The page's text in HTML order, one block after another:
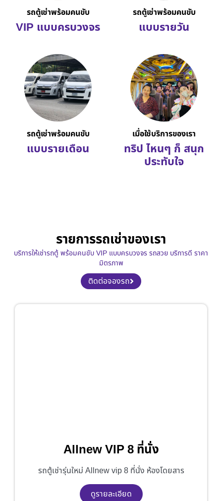
รถตู้เช่าพร้อมคนขับ
VIP แบบครบวงจร
รถตู้เช่าพร้อมคนขับ
แบบรายวัน
รถตู้เช่าพร้อมคนขับ
แบบรายเดือน
เมื่อใช้บริการของเรา
ทริป ไหนๆ ก็ สนุก
ประทับใจ
รายการรถเช่าของเรา
บริการให้เช่ารถตู้ พร้อมคนขับ VIP แบบครบวงจร รถสวย บริการดี ราคา
มิตรภาพ
ติดต่อจองรถ
Allnew VIP 8 ที่นั่ง
รถตู้เช่ารุ่นใหม่ Allnew vip 8 ที่นั่ง ห้องโดยสาร
ดูรายละเอียด